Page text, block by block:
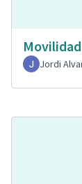
Jordi